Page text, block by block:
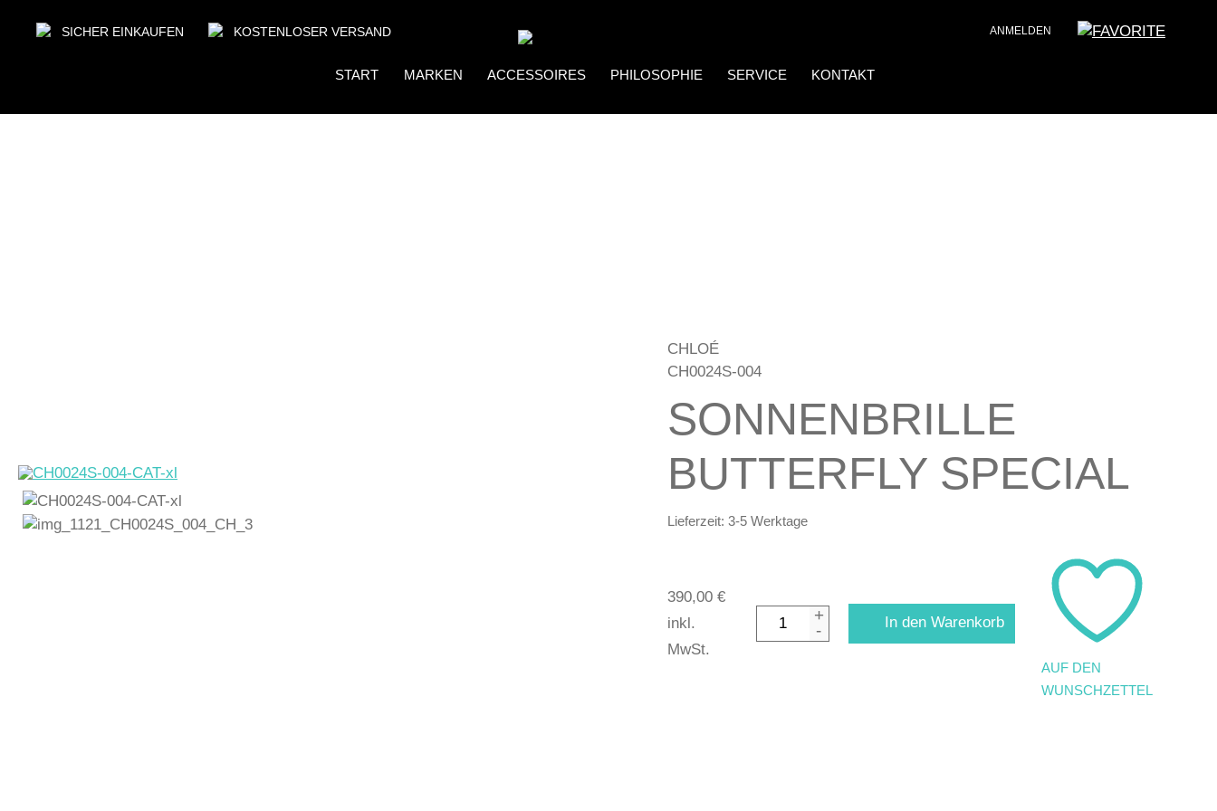
SICHER EINKAUFEN KOSTENLOSER VERSAND ANMELDEN
START MARKEN ACCESSOIRES
Coco Bonito
PHILOSOPHIE SERVICE KONTAKT
CH0024S-004
CHLOÉ
SONNENBRILLE
BUTTERFLY SPECIAL
Lieferzeit:3-5 Werktage
390,00€
inkl.
MwSt.
-
+ In den Warenkorb
AUF DEN
WUNSCHZETTEL